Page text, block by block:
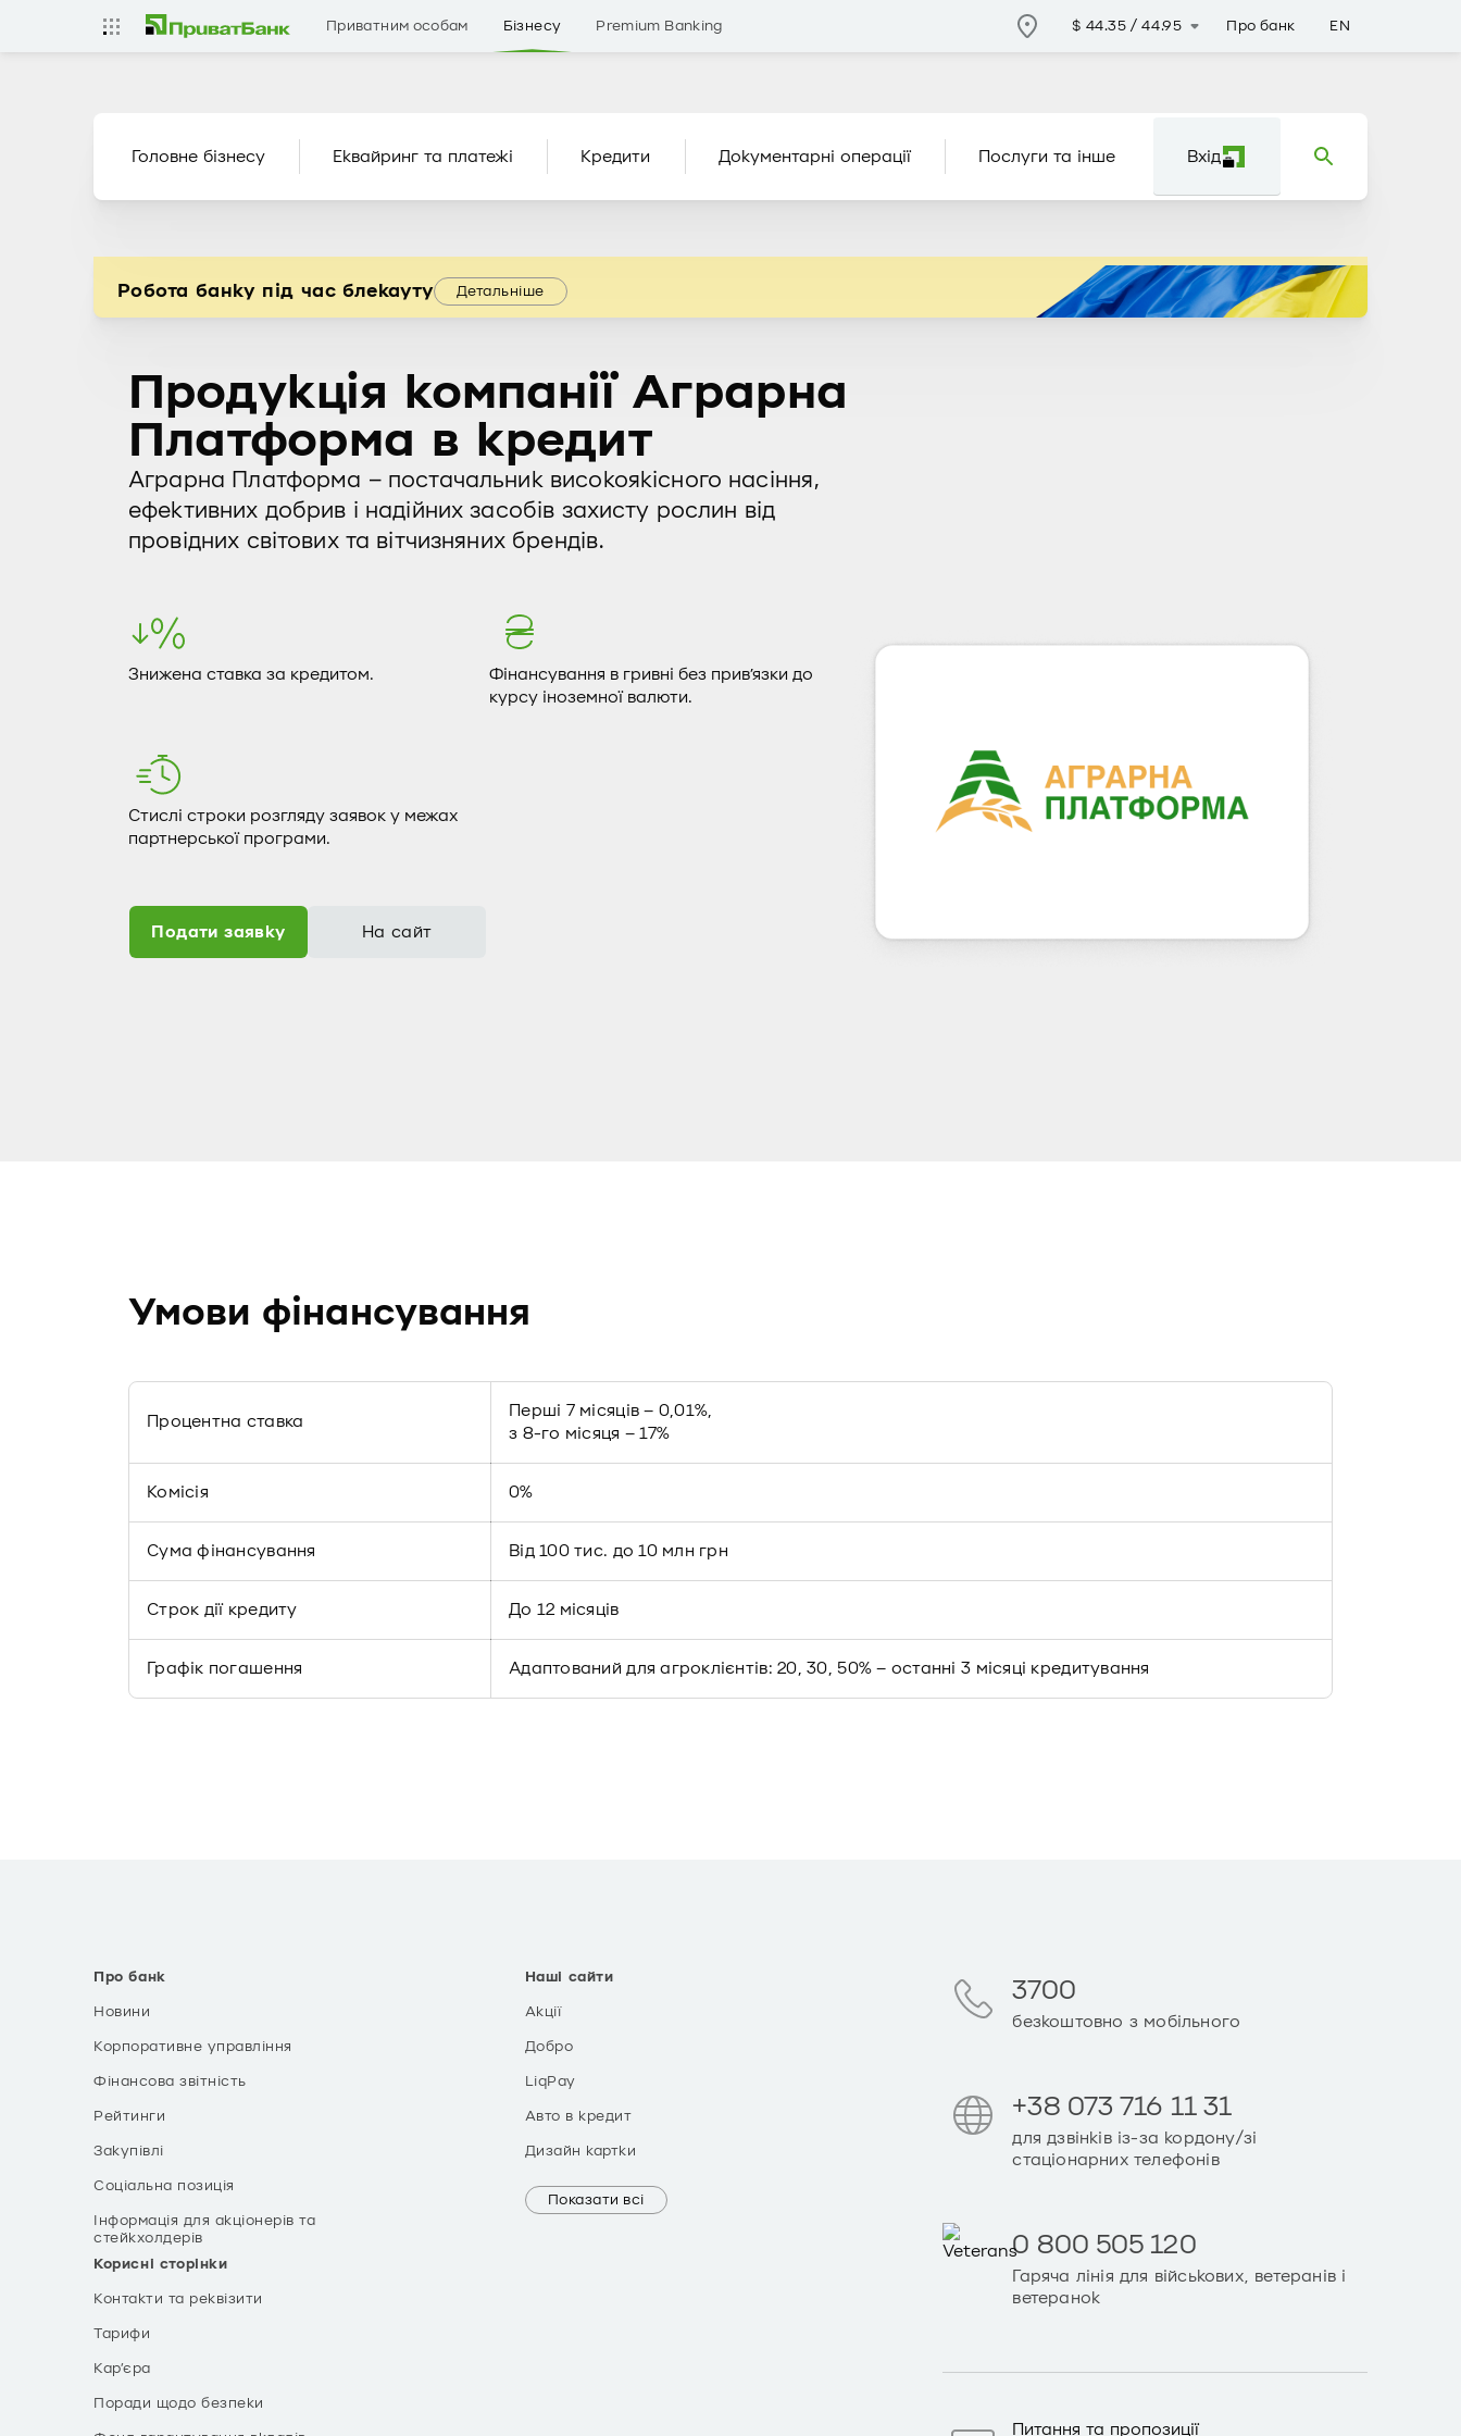
Приватним особам Бізнесу Premium Banking $ 44.35 /44.95 Про банк EN
Головне бізнесу Еквайринг та платежі Кредити Документарні операції Послуги та інше Вхід
Робота банку під час блекауту Детальніше
Продукція компанії Аграрна
Платформа в кредит
Аграрна Платформа – постачальник високоякісного насіння,
ефективних добрив і надійних засобів захисту рослин від
провідних світових та вітчизняних брендів.
Знижена ставка за кредитом.
Фінансування в гривні без прив’язки до
курсу іноземної валюти.
Стислі строки розгляду заявок у межах
партнерської програми.
Подати заявку На сайт
Умови фінансування
Процентна ставка
Перші 7 місяців – 0,01%,
з 8-го місяця – 17%
Комісія 0%
Сума фінансування Від 100 тис. до 10 млн грн
Строк дії кредиту До 12 місяців
Графік погашення Адаптований для агроклієнтів: 20, 30, 50% – останні 3 місяці кредитування
Про банк
Новини
Корпоративне управління
Фінансова звітність
Рейтинги
Закупівлі
Соціальна позиція
Інформація для акціонерів та
стейкхолдерів
Корисні сторінки
Контакти та реквізити
Тарифи
Кар’єра
Поради щодо безпеки
Наші сайти
Акції
Добро
LiqPay
Авто в кредит
Дизайн картки
Показати всі
3700
безкоштовно з мобільного
+38 073 716 11 31
для дзвінків із-за кордону/зі
стаціонарних телефонів
0 800 505 120
Гаряча лінія для військових, ветеранів і
ветеранок
Питання та пропозиції